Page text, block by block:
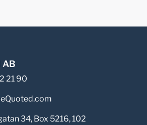
AB
21 90
34, Box 5216, 102